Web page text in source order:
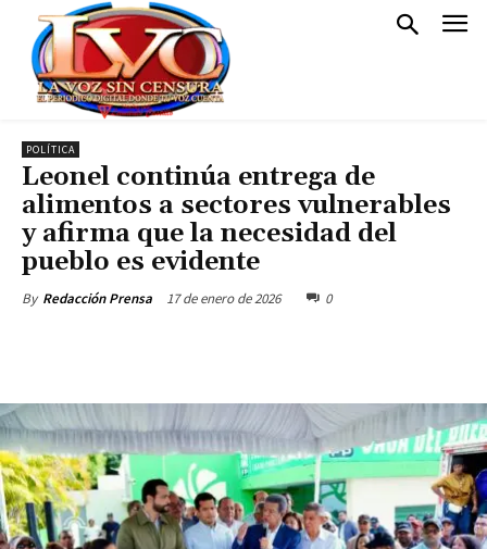
POLÍTICA
Leonel continúa entrega de
alimentos a sectores vulnerables
y afirma que la necesidad del
pueblo es evidente
By Redacción Prensa 17 de enero de 2026 0